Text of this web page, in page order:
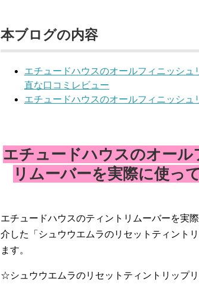
本ブログの内容
エチュードハウスのオールフィニッシ
直な口コミレビュー
エチュードハウスのオールフィニッシ
エチュードハウスのオー
リムーバーを実際に使っ
エチュードハウスのティントリムーバーを実
介した「シュウウエムラのリセットティント
ます。
☆シュウウエムラのリセットティントリップ